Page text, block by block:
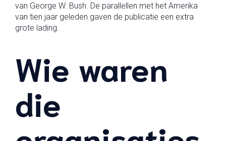
van George W. Bush. De parallellen met het Amerika
van tien jaar geleden gaven de publicatie een extra
grote lading.
Wie waren
die